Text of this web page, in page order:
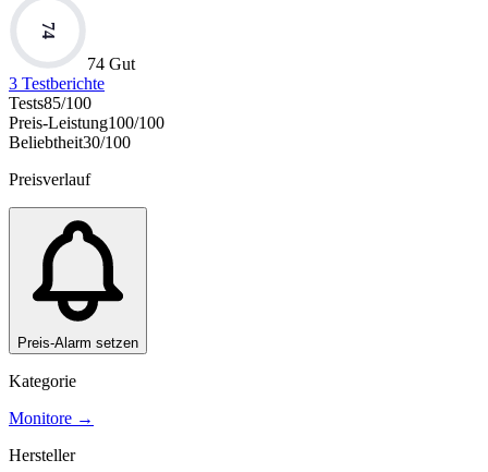
74
74 Gut
3 Testberichte
Tests85/100
Preis-Leistung100/100
Beliebtheit30/100
Preisverlauf
Preis-Alarm setzen
Kategorie
Monitore →
Hersteller